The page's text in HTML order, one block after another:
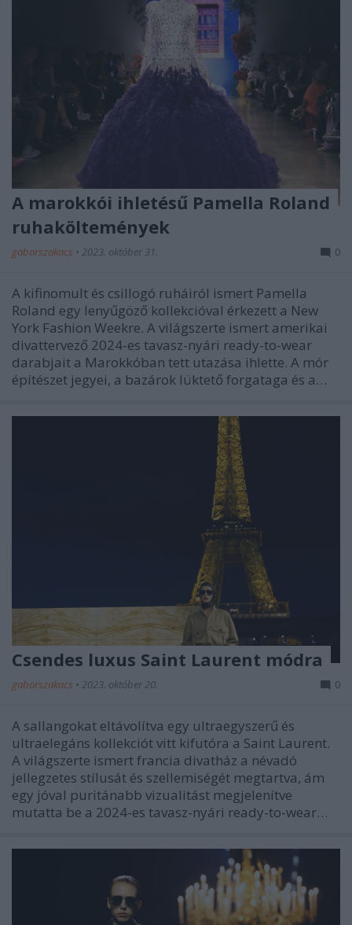
A marokkói ihletésű Pamella Roland
ruhaköltemények
gaborszakacs • 2023. október 31. 0
A kifinomult és csillogó ruháiról ismert Pamella
Roland egy lenyűgöző kollekcióval érkezett a New
York Fashion Weekre. A világszerte ismert amerikai
divattervező 2024-es tavasz-nyári ready-to-wear
darabjait a Marokkóban tett utazása ihlette. A mór
építészet jegyei, a bazárok lüktető forgataga és a…
Csendes luxus Saint Laurent módra
gaborszakacs • 2023. október 20. 0
A sallangokat eltávolítva egy ultraegyszerű és
ultraelegáns kollekciót vitt kifutóra a Saint Laurent.
A világszerte ismert francia divatház a névadó
jellegzetes stílusát és szellemiségét megtartva, ám
egy jóval puritánabb vizualitást megjelenítve
mutatta be a 2024-es tavasz-nyári ready-to-wear…